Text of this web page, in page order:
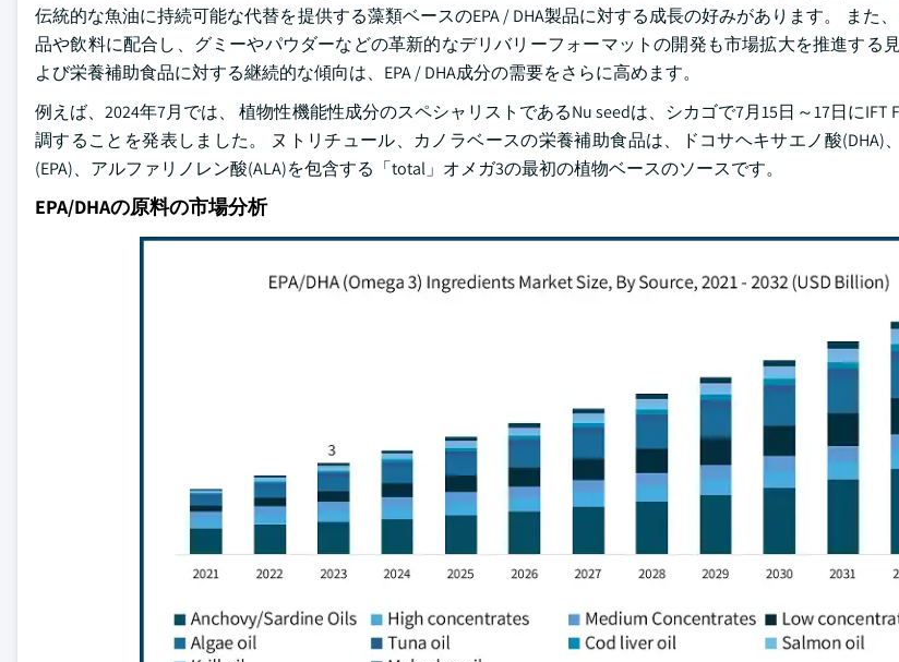
伝統的な魚油に持続可能な代替を提供する藻類ベースのEPA / DHA製品に対する成長の好みがあります。 また
品や飲料に配合し、グミーやパウダーなどの革新的なデリバリーフォーマットの開発も市場拡大を推進する
よび栄養補助食品に対する継続的な傾向は、EPA / DHA成分の需要をさらに高めます。
例えば、2024年7月では、 植物性機能性成分のスペシャリストであるNu seedは、シカゴで7月15日～17日にIFT
調することを発表しました。 ヌトリチュール、カノラベースの栄養補助食品は、ドコサヘキサエノ酸(DHA)
(EPA)、アルファリノレン酸(ALA)を包含する「total」オメガ3の最初の植物ベースのソースです。
EPA/DHAの原料の市場分析